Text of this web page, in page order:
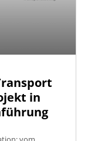
in